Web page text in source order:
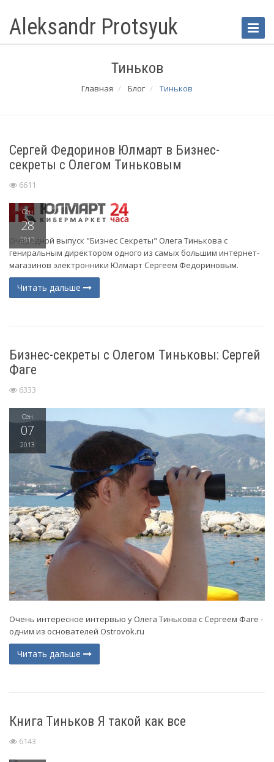
Toggle
Aleksandr Protsyuk
Тиньков
Главная Блог Тиньков
Сергей Федоринов Юлмарт в Бизнес-
секреты с Олегом Тиньковым
6611
Сен
28
2013
Очередной выпуск "Бизнес Секреты" Олега Тинькова с
гениральным директором одного из самых большим интернет-
магазинов электронники Юлмарт Сергеем Федориновым.
Читать дальше
Бизнес-секреты с Олегом Тиньковы: Сергей
Фаге
6333
Сен
07
2013
Очень интересное интервью у Олега Тинькова с Сергеем Фаге -
одним из основателей Ostrovok.ru
Читать дальше
Книга Тиньков Я такой как все
6143